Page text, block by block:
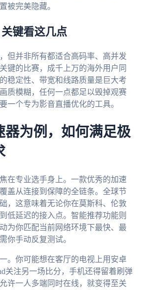
被完美隐藏。
键看这几点
但并非所有都适合高码率、高并发
键的比赛，成千上万的海外用户同
稳定性、带宽和线路质量是巨大考
质模糊，任何一点都足以毁掉观赛
一个专为影音直播优化的工具。
器为例，如何满足极
在专业选手身上。一款优秀的加速
盖从连接到保障的全链条。全球节
，这意味着无论你在莫斯科、伦敦
低延迟的接入点。智能推荐功能则
为你匹配当前网络环境下最快、最
你手动反复测试。
。你可能想在客厅的电视上用安卓
关注另一场比分，手机还得留着刷弹
许一人多端同时在线，就变得至关